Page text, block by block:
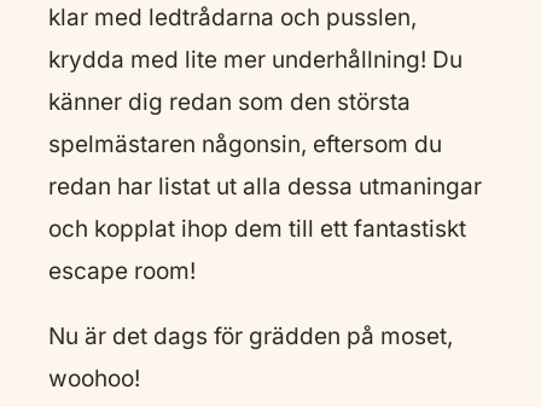
klar med ledtrådarna och pusslen,
krydda med lite mer underhållning! Du
känner dig redan som den största
spelmästaren någonsin, eftersom du
redan har listat ut alla dessa utmaningar
och kopplat ihop dem till ett fantastiskt
escape room!
Nu är det dags för grädden på moset,
woohoo!